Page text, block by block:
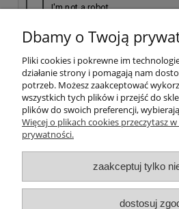
Pomoc
Moje konto
Płatności i
Dbamy o Twoją
Pliki cookies i pokrewne im
działanie strony i pomagają nam
potrzeb. Możesz zaakceptować
wszystkich tych plików i przejść do
plików do swoich preferencji,
Więcej o plikach cookies przeczytasz
prywatności.
zaakceptuj tylko
dostosuj